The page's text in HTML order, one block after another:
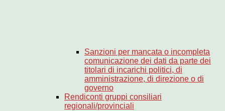
Sanzioni per mancata o incompleta
comunicazione dei dati da parte dei
titolari di incarichi politici, di
amministrazione, di direzione o di
governo
Rendiconti gruppi consiliari
regionali/provinciali